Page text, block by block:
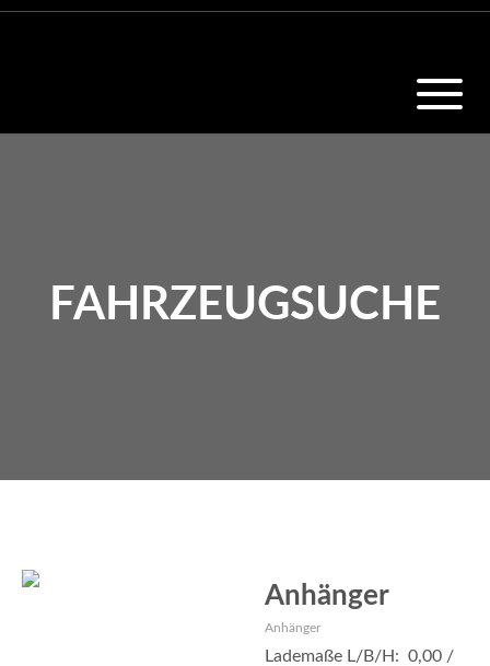
FAHRZEUGSUCHE
Anhänger
Anhänger
Lademaße L/B/H: 0,00 /